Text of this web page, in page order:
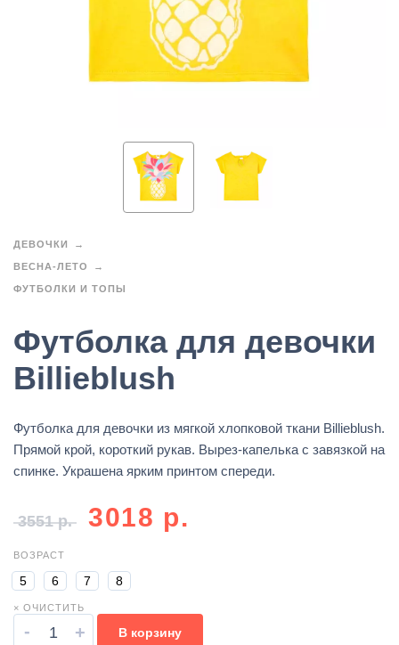
ДЕВОЧКИ
ВЕСНА-ЛЕТО
ФУТБОЛКИ И ТОПЫ
Футболка для девочки
Billieblush
Футболка для девочки из мягкой хлопковой ткани Billieblush.
Прямой крой, короткий рукав. Вырез-капелька с завязкой на
спинке. Украшена ярким принтом спереди.
3551р. 3018 р.
ВОЗРАСТ
5 6 7 8
× ОЧИСТИТЬ
- + В корзину